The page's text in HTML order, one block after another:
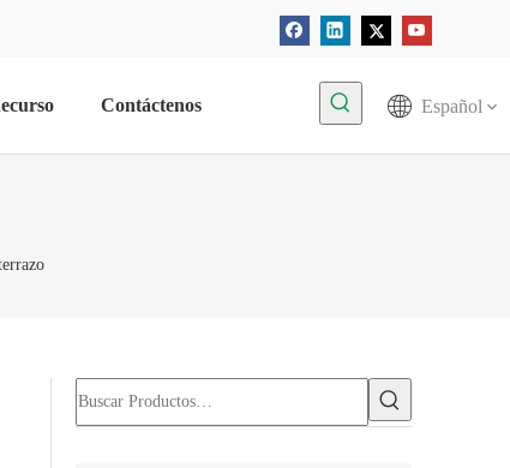
Contáctenos Español